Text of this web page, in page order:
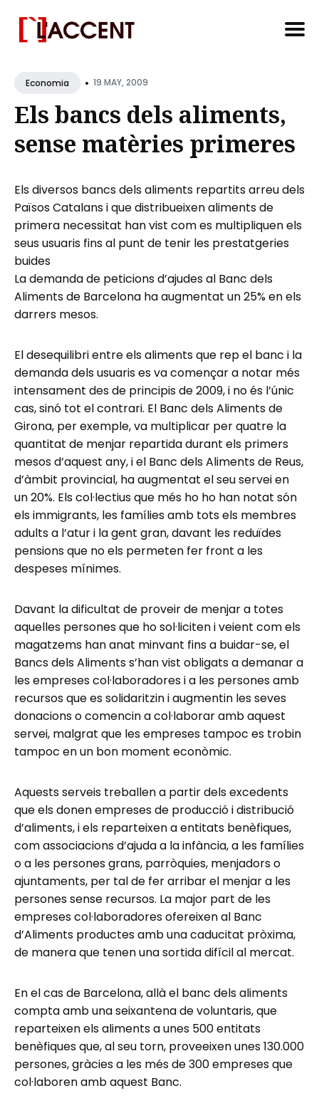
for
Blog
Economia • 19 MAY, 2009
Els bancs dels aliments,
sense matèries primeres
Els diversos bancs dels aliments repartits arreu dels
Països Catalans i que distribueixen aliments de
primera necessitat han vist com es multipliquen els
seus usuaris fins al punt de tenir les prestatgeries
buides
La demanda de peticions d’ajudes al Banc dels
Aliments de Barcelona ha augmentat un 25% en els
darrers mesos.
El desequilibri entre els aliments que rep el banc i la
demanda dels usuaris es va començar a notar més
intensament des de principis de 2009, i no és l’únic
cas, sinó tot el contrari. El Banc dels Aliments de
Girona, per exemple, va multiplicar per quatre la
quantitat de menjar repartida durant els primers
mesos d’aquest any, i el Banc dels Aliments de Reus,
d’àmbit provincial, ha augmentat el seu servei en
un 20%. Els col·lectius que més ho ho han notat són
els immigrants, les famílies amb tots els membres
adults a l’atur i la gent gran, davant les reduïdes
pensions que no els permeten fer front a les
despeses mínimes.
Davant la dificultat de proveir de menjar a totes
aquelles persones que ho sol·liciten i veient com els
magatzems han anat minvant fins a buidar-se, el
Bancs dels Aliments s’han vist obligats a demanar a
les empreses col·laboradores i a les persones amb
recursos que es solidaritzin i augmentin les seves
donacions o comencin a col·laborar amb aquest
servei, malgrat que les empreses tampoc es trobin
tampoc en un bon moment econòmic.
Aquests serveis treballen a partir dels excedents
que els donen empreses de producció i distribució
d’aliments, i els reparteixen a entitats benèfiques,
com associacions d’ajuda a la infància, a les famílies
o a les persones grans, parròquies, menjadors o
ajuntaments, per tal de fer arribar el menjar a les
persones sense recursos. La major part de les
empreses col·laboradores ofereixen al Banc
d’Aliments productes amb una caducitat pròxima,
de manera que tenen una sortida difícil al mercat.
En el cas de Barcelona, allà el banc dels aliments
compta amb una seixantena de voluntaris, que
reparteixen els aliments a unes 500 entitats
benèfiques que, al seu torn, proveeixen unes 130.000
persones, gràcies a les més de 300 empreses que
col·laboren amb aquest Banc.